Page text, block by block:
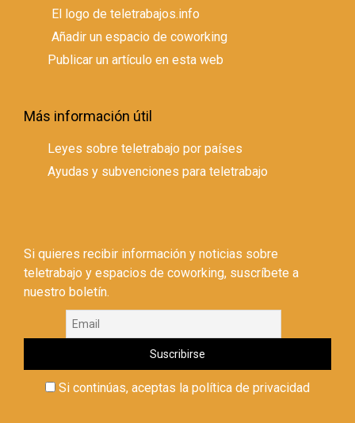
El logo de teletrabajos.info
Añadir un espacio de coworking
Publicar un artículo en esta web
Más información útil
Leyes sobre teletrabajo por países
Ayudas y subvenciones para teletrabajo
Si quieres recibir información y noticias sobre
teletrabajo y espacios de coworking, suscríbete a
nuestro boletín.
Si continúas, aceptas la política de privacidad